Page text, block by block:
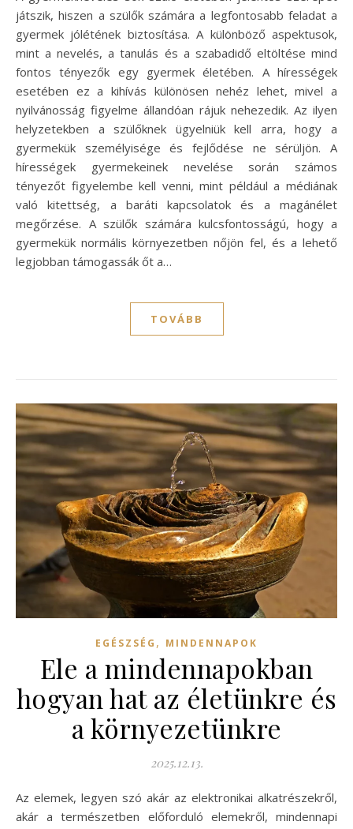
játszik, hiszen a szülők számára a legfontosabb feladat a
gyermek jólétének biztosítása. A különböző aspektusok,
mint a nevelés, a tanulás és a szabadidő eltöltése mind
fontos tényezők egy gyermek életében. A hírességek
esetében ez a kihívás különösen nehéz lehet, mivel a
nyilvánosság figyelme állandóan rájuk nehezedik. Az ilyen
helyzetekben a szülőknek ügyelniük kell arra, hogy a
gyermekük személyisége és fejlődése ne sérüljön. A
hírességek gyermekeinek nevelése során számos
tényezőt figyelembe kell venni, mint például a médiának
való kitettség, a baráti kapcsolatok és a magánélet
megőrzése. A szülők számára kulcsfontosságú, hogy a
gyermekük normális környezetben nőjön fel, és a lehető
legjobban támogassák őt a…
TOVÁBB
EGÉSZSÉG , MINDENNAPOK
Ele a mindennapokban
hogyan hat az életünkre és
a környezetünkre
2025.12.13.
Az elemek, legyen szó akár az elektronikai alkatrészekről,
akár a természetben előforduló elemekről, mindennapi